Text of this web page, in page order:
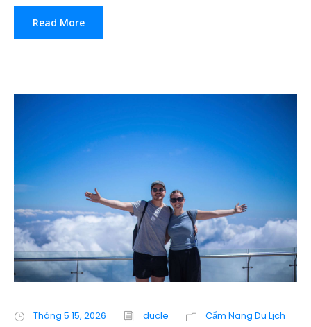
Read More
Tháng 5 15, 2026 ducle Cẩm Nang Du Lịch